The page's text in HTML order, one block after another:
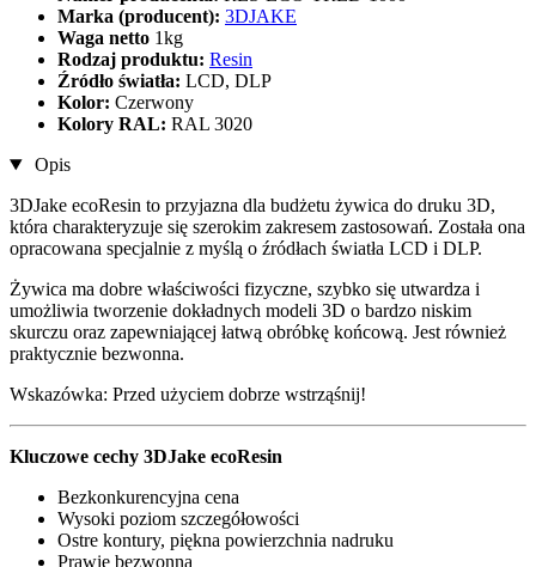
Marka (producent): 3DJAKE
Waga netto 1kg
Rodzaj produktu: Resin
Źródło światła: LCD, DLP
Kolor: Czerwony
Kolory RAL: RAL 3020
Opis
3DJake ecoResin to przyjazna dla budżetu żywica do druku 3D,
która charakteryzuje się szerokim zakresem zastosowań. Została ona
opracowana specjalnie z myślą o źródłach światła LCD i DLP.
Żywica ma dobre właściwości fizyczne, szybko się utwardza i
umożliwia tworzenie dokładnych modeli 3D o bardzo niskim
skurczu oraz zapewniającej łatwą obróbkę końcową. Jest również
praktycznie bezwonna.
Wskazówka: Przed użyciem dobrze wstrząśnij!
Kluczowe cechy 3DJake ecoResin
Bezkonkurencyjna cena
Wysoki poziom szczegółowości
Ostre kontury, piękna powierzchnia nadruku
Prawie bezwonna